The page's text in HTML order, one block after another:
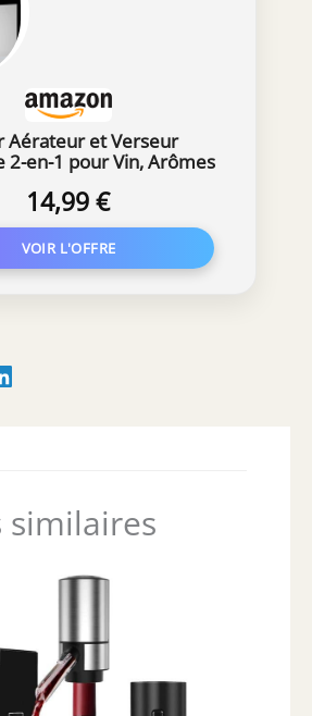
Aérateur et Verseur
2-en-1 pour Vin, Arômes
14,99 €
similaires